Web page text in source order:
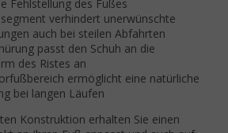
Fehlstellung des Fußes
verhindert unerwünschte
auch bei steilen Abfahrten
passt den Schuh an die
des Ristes an
ermöglicht eine natürliche
bei langen Läufen
Konstruktion erhalten Sie einen